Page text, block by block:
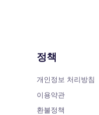
정책
개인정보 처리방침
이용약관
환불정책